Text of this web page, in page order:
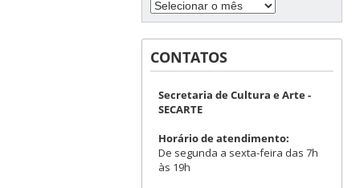
CONTATOS
Secretaria de Cultura e Arte -
SECARTE
Horário de atendimento:
De segunda a sexta-feira das 7h
às 19h